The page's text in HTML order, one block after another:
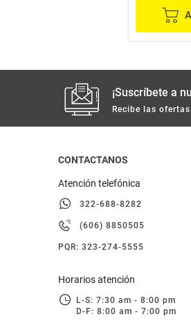
¡Suscríbete a
Recibe las
CONTACTANOS
Atención telefónica
322-688-8282
(606) 8850505
PQR: 323-274-5555
Horarios atención
L-S: 7:30 am - 8:00 pm
D-F: 8:00 am - 7:00 pm